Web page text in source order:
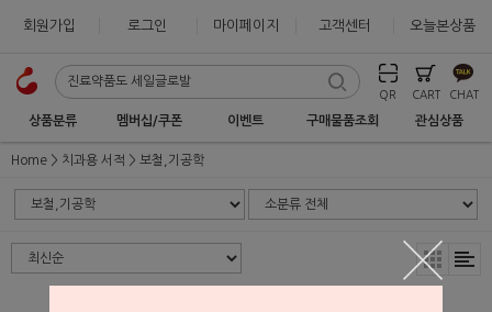
회원가입 로그인 마이페이지 고객센터 오늘본상품
QR CART CHAT
상품분류 멤버십/쿠폰 이벤트 구매물품조회 관심상품
Home 치과용 서적 보철,기공학